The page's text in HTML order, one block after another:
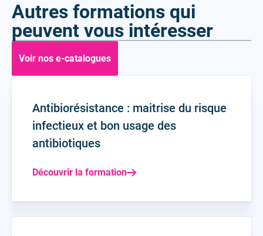
Autres formations qui
peuvent vous intéresser
Voir nos e-catalogues
Antibiorésistance : maitrise du risque
infectieux et bon usage des
antibiotiques
Découvrir la formation